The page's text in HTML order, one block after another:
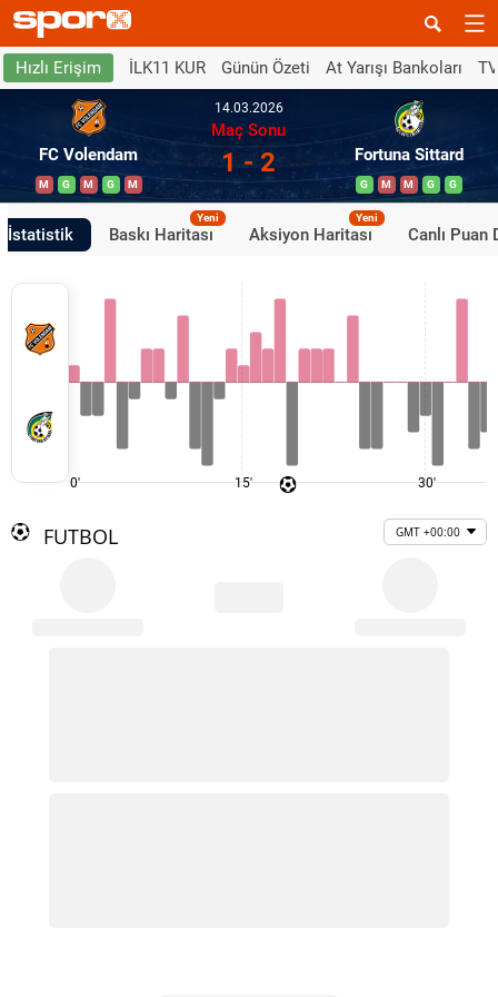
Hızlı Erişim İLK11 KUR Günün Özeti At Yarışı Bankoları
FC Volendam
M G M G M
14.03.2026
Maç Sonu
1 - 2 Fortuna Sittard
G M M G G
İstatistik Baskı Haritası
Yeni
Aksiyon Haritası
Yeni
Canlı Puan
0' 15' 30'
FUTBOL GMT +00:00